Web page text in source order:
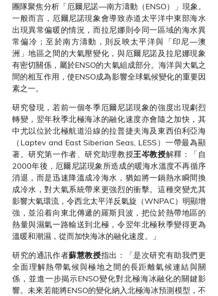
團隊聚焦分析「厄爾尼諾—南方濤動（ENSO）」現象。
一般而言，厄爾尼諾現象會導致赤道太平洋中東部海水
出現異常偏暖的情況，而拉尼娜則令同一區域的海水異
常偏冷；至於南方濤動，則反映太平洋與「印尼—澳
洲」地區之間的大氣壓變化，與厄爾尼諾及拉尼娜現象
有密切關係，屬於ENSO的大氣組成部分。海洋與大氣之
間的相互作用，使ENSO成為影響全球氣候變化的重要因
素之一。
研究發現，若前一個冬季厄爾尼諾現象的強度出現劇烈
轉變，翌年秋季北極海冰的融化速度亦會隨之加快，其
中尤以位於北極航道沿線的拉普捷夫海及東西伯利亞海
（Laptev and East Siberian Seas, LESS）一帶最為顯
著。研究第一作者、研究助理教授王岑教授解釋：「自
2000年後，厄爾尼諾現象所造成的暖海水溫度不再循序
消退，而是迅速降溫成冷海水，猶如將一鍋熱水瞬間換
成冷水，對大氣系統帶來更強烈的衝擊。這種突變尤其
影響大氣環流，令西北太平洋反氣旋（WNPAC）明顯增
強，並沿着向東北傳遞的羅斯貝波，把位於熱帶地區的
熱量與濕氣一路輸送到北極，令翌年北極秋季變得更為
溫暖和潮濕，從而加快海冰的融化速度。」
研究的通訊作者蘇慧教授指出：「是次研究有助我們更
全面理解熱帶氣候與極地之間的長距離氣候連結與關
係，並進一步揭示ENSO變化對北極海冰融化的關鍵影
響。未來若能將ENSO的變化納入北極海冰預測模型，不